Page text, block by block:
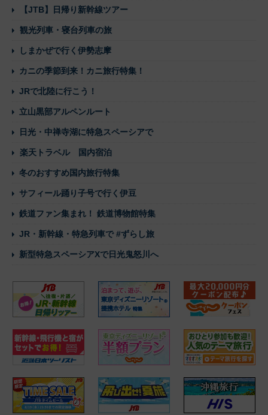
【JTB】日帰り新幹線ツアー
観光列車・寝台列車の旅
しまかぜで行く伊勢志摩
カニの季節到来！カニ旅行特集！
JRで北陸に行こう！
立山黒部アルペンルート
日光・中禅寺湖に特急スペーシアで
楽天トラベル 国内宿泊
冬のおすすめ国内旅行特集
サフィール踊り子号で行く伊豆
鉄道ファン集まれ！ 鉄道博物館特集
JR・新幹線・特急列車で #ずらし旅
新型特急スペーシアXで日光鬼怒川へ